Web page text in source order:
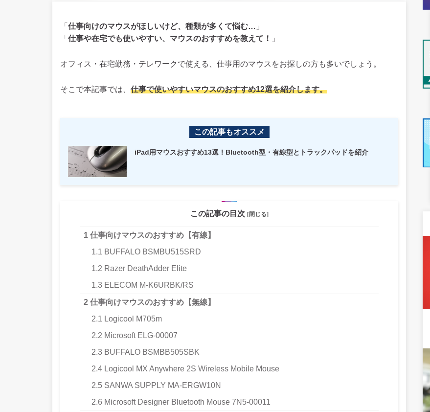
「 仕事向けのマウスがほしいけど、種類が多くて悩む… 」
「 仕事や在宅でも使いやすい、マウスのおすすめを教えて！ 」
オフィス・在宅勤務・テレワークで使える、仕事用のマウスをお探しの方も多いでしょう。
そこで本記事では、 仕事で使いやすいマウスのおすすめ12選を紹介します。
この記事もオススメ
iPad用マウスおすすめ13選！Bluetooth型・有線型とトラックパッドを紹介
この記事の目次 [閉じる]
1 仕事向けマウスのおすすめ【有線】
1.1 BUFFALO BSMBU515SRD
1.2 Razer DeathAdder Elite
1.3 ELECOM M-K6URBK/RS
2 仕事向けマウスのおすすめ【無線】
2.1 Logicool M705m
2.2 Microsoft ELG-00007
2.3 BUFFALO BSMBB505SBK
2.4 Logicool MX Anywhere 2S Wireless Mobile Mouse
2.5 SANWA SUPPLY MA-ERGW10N
2.6 Microsoft Designer Bluetooth Mouse 7N5-00011